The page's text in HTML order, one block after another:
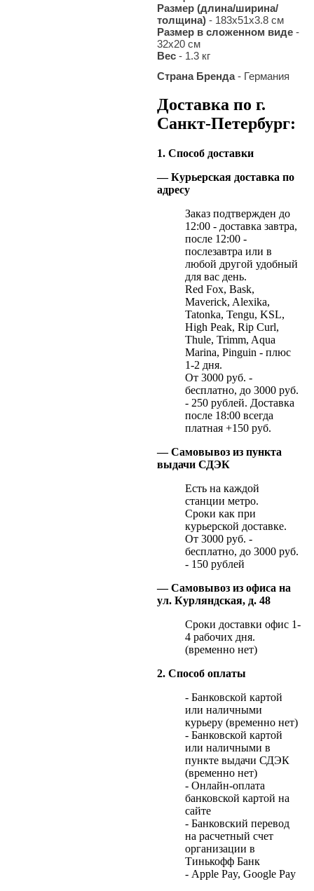
Размер (длина/ширина/
толщина) - 183х51х3.8 см
Размер в сложенном виде -
32х20 см
Вес - 1.3 кг
Страна Бренда- Германия
Доставка по г.
Санкт-Петербург:
1. Способ доставки
— Курьерская доставка по
адресу
Заказ подтвержден до
12:00 - доставка завтра,
после 12:00 -
послезавтра или в
любой другой удобный
для вас день.
Red Fox, Bask,
Maverick, Alexika,
Tatonka, Tengu, KSL,
High Peak, Rip Curl,
Thule, Trimm, Aqua
Marina, Pinguin - плюс
1-2 дня.
От 3000 руб. -
бесплатно, до 3000 руб.
- 250 рублей. Доставка
после 18:00 всегда
платная +150 руб.
— Самовывоз из пункта
выдачи СДЭК
Есть на каждой
станции метро.
Сроки как при
курьерской доставке.
От 3000 руб. -
бесплатно, до 3000 руб.
- 150 рублей
— Самовывоз из офиса на
ул. Курляндская, д. 48
Сроки доставки офис 1-
4 рабочих дня.
(временно нет)
2. Способ оплаты
- Банковской картой
или наличными
курьеру (временно нет)
- Банковской картой
или наличными в
пункте выдачи СДЭК
(временно нет)
- Онлайн-оплата
банковской картой на
сайте
- Банковский перевод
на расчетный счет
организации в
Тинькофф Банк
- Apple Pay, Google Pay